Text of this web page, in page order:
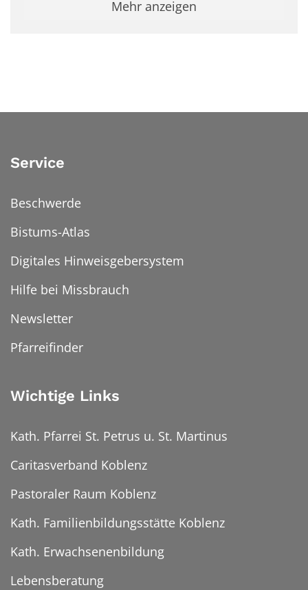
Mehr anzeigen
Service
Beschwerde
Bistums-Atlas
Digitales Hinweisgebersystem
Hilfe bei Missbrauch
Newsletter
Pfarreifinder
Wichtige Links
Kath. Pfarrei St. Petrus u. St. Martinus
Caritasverband Koblenz
Pastoraler Raum Koblenz
Kath. Familienbildungsstätte Koblenz
Kath. Erwachsenenbildung
Lebensberatung